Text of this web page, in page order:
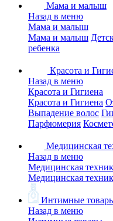
Мама и малыш
Назад в меню
Мама и малыш
Мама и малыш
ребенка
Красота и
Назад в меню
Красота и Гигиена
Красота и Гигиена
Выпадение волос
Парфюмерия
Медицинская
Назад в меню
Медицинская
Медицинская
Интимные
Назад в меню